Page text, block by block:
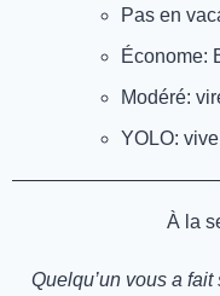
Pas en
Économe:
Modéré:
YOLO:
À la